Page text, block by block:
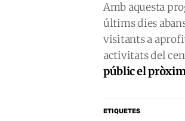
Amb aquesta
últims dies
visitants a
activitats del
públic el pròxim
ETIQUETES